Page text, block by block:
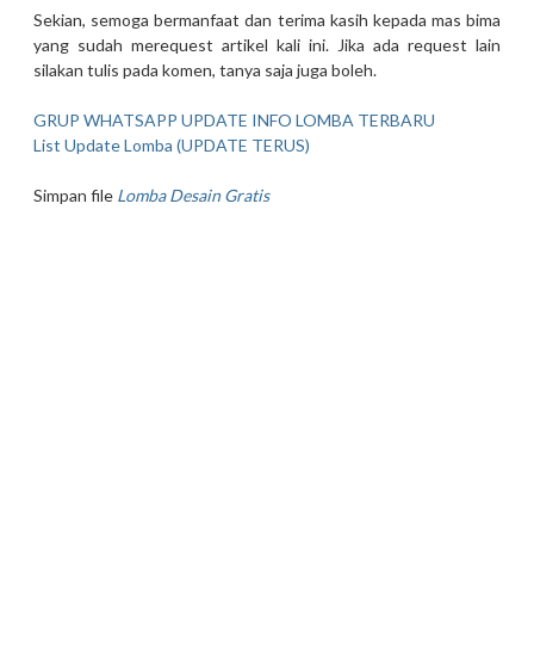
Sekian, semoga bermanfaat dan terima kasih kepada mas bima
yang sudah merequest artikel kali ini. Jika ada request lain
silakan tulis pada komen, tanya saja juga boleh.
GRUP WHATSAPP UPDATE INFO LOMBA TERBARU
List Update Lomba (UPDATE TERUS)
Simpan file Lomba Desain Gratis